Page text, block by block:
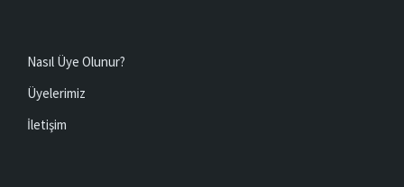
Nasıl Üye Olunur?
Üyelerimiz
İletişim